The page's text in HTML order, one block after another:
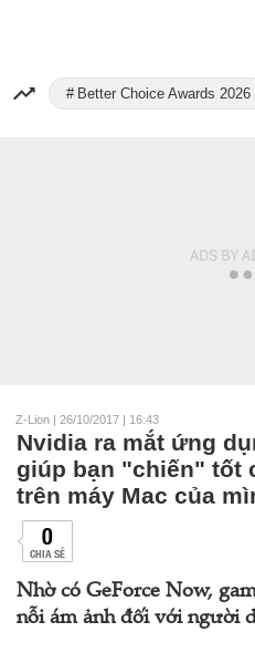
Better Choice Awards 2026
Z-Lion | 26/10/2017 | 16:43
Nvidia ra mắt ứng
giúp bạn "chiến" tốt
trên máy Mac của
0
CHIA SẺ
Nhờ có GeForce Now,
nỗi ám ảnh đối với người